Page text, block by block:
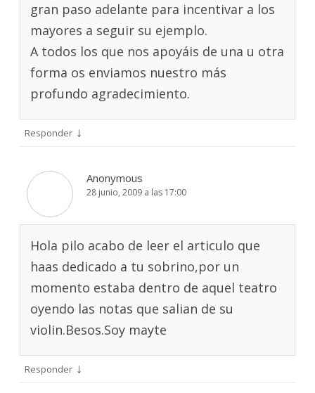
gran paso adelante para incentivar a los
mayores a seguir su ejemplo.
A todos los que nos apoyáis de una u otra
forma os enviamos nuestro más
profundo agradecimiento.
Responder ↓
Anonymous
28 junio, 2009 a las 17:00
Hola pilo acabo de leer el articulo que
haas dedicado a tu sobrino,por un
momento estaba dentro de aquel teatro
oyendo las notas que salian de su
violin.Besos.Soy mayte
Responder ↓